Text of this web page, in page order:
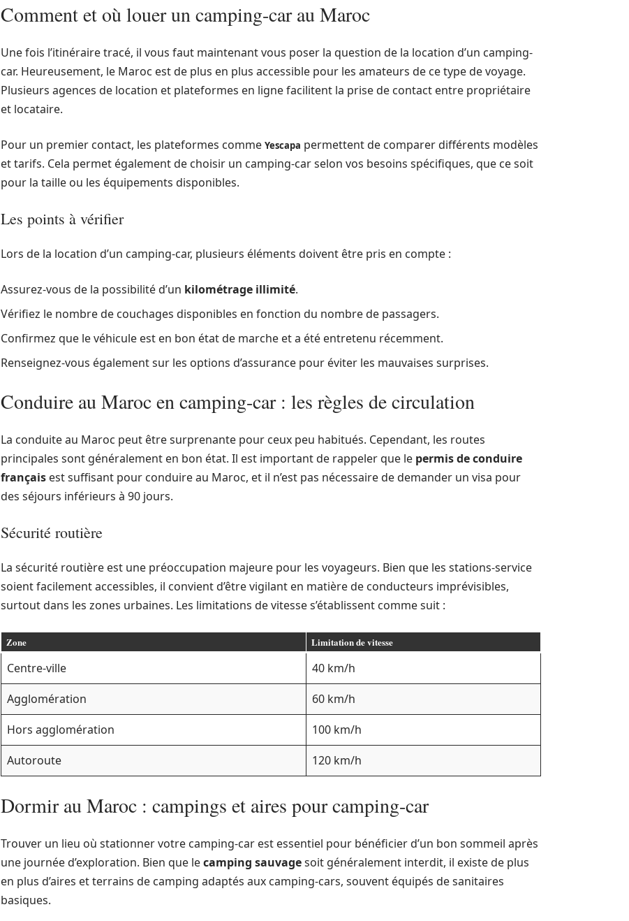
Comment et où louer un camping-car au Maroc
Une fois l’itinéraire tracé, il vous faut maintenant vous poser la question de la location d’un camping-
car. Heureusement, le Maroc est de plus en plus accessible pour les amateurs de ce type de voyage.
Plusieurs agences de location et plateformes en ligne facilitent la prise de contact entre propriétaire
et locataire.
Pour un premier contact, les plateformes comme Yescapa permettent de comparer différents modèles
et tarifs. Cela permet également de choisir un camping-car selon vos besoins spécifiques, que ce soit
pour la taille ou les équipements disponibles.
Les points à vérifier
Lors de la location d’un camping-car, plusieurs éléments doivent être pris en compte :
Assurez-vous de la possibilité d’un kilométrage illimité.
Vérifiez le nombre de couchages disponibles en fonction du nombre de passagers.
Confirmez que le véhicule est en bon état de marche et a été entretenu récemment.
Renseignez-vous également sur les options d’assurance pour éviter les mauvaises surprises.
Conduire au Maroc en camping-car : les règles de circulation
La conduite au Maroc peut être surprenante pour ceux peu habitués. Cependant, les routes
principales sont généralement en bon état. Il est important de rappeler que le permis de conduire
français est suffisant pour conduire au Maroc, et il n’est pas nécessaire de demander un visa pour
des séjours inférieurs à 90 jours.
Sécurité routière
La sécurité routière est une préoccupation majeure pour les voyageurs. Bien que les stations-service
soient facilement accessibles, il convient d’être vigilant en matière de conducteurs imprévisibles,
surtout dans les zones urbaines. Les limitations de vitesse s’établissent comme suit :
Zone Limitation de vitesse
Centre-ville
40 km/h
Agglomération
60 km/h
Hors agglomération
100 km/h
Autoroute
120 km/h
Dormir au Maroc : campings et aires pour camping-car
Trouver un lieu où stationner votre camping-car est essentiel pour bénéficier d’un bon sommeil après
une journée d’exploration. Bien que lecamping sauvagesoit généralement interdit, il existe de plus
en plus d’aires et terrains de camping adaptés aux camping-cars, souvent équipés de sanitaires
basiques.